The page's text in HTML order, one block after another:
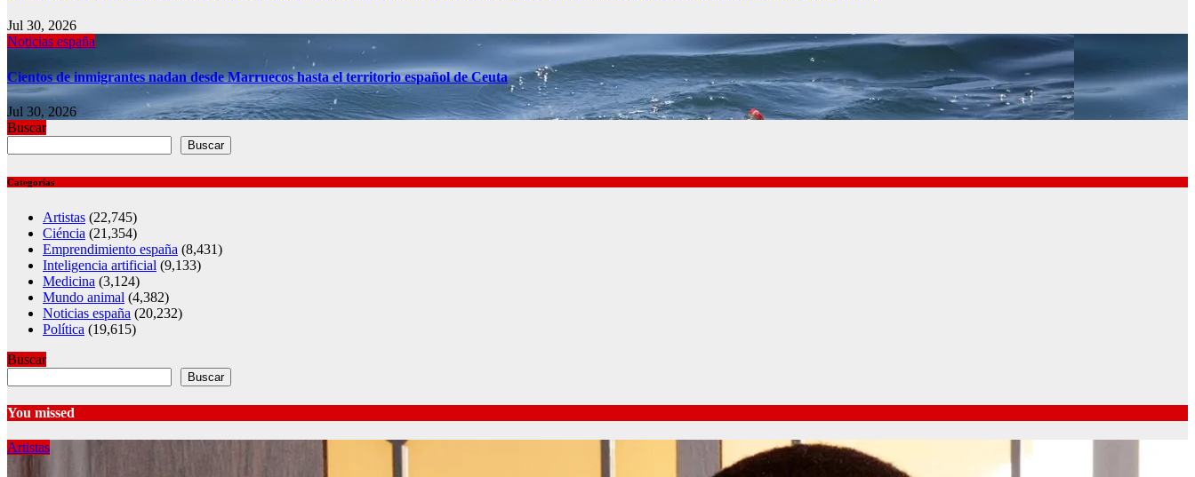
Jul 30, 2026
Noticias españa
Cientos de inmigrantes nadan desde Marruecos hasta el territorio español de Ceuta
Jul 30, 2026
Buscar
Buscar
Categorías
Artistas (22,745)
Ciéncia (21,354)
Emprendimiento españa (8,431)
Inteligencia artificial (9,133)
Medicina (3,124)
Mundo animal (4,382)
Noticias españa (20,232)
Política (19,615)
Buscar
Buscar
You missed
Artistas